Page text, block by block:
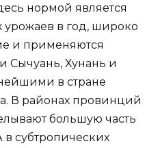
нормой является
урожаев в год, широко
и применяются
Сычуань, Хунань и
в стране
В районах провинций
большую часть
в субтропических